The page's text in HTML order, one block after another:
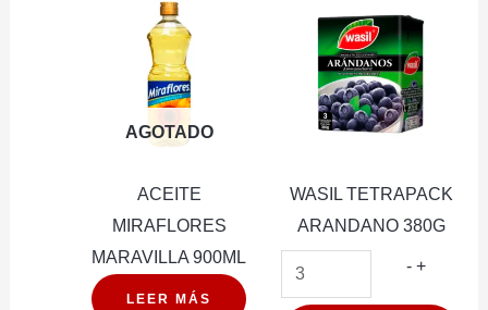
AGOTADO
ACEITE
MIRAFLORES
MARAVILLA 900ML
LEER MÁS
WASIL TETRAPACK
ARANDANO 380G
- WASIL
+